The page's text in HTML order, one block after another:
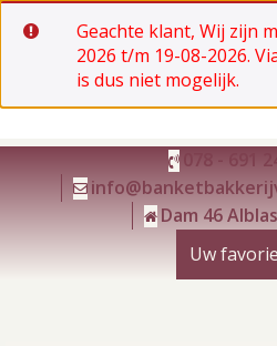
Geachte klant, Wij zijn
2026 t/m 19-08-2026.
is dus niet mogelijk.
Ga
078 - 691
Dam 46
Uw